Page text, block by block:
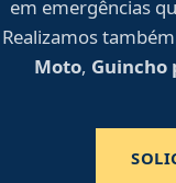
em emergências
Realizamos também
Moto, Guincho